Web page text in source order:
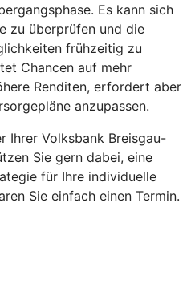
Es kann sich
zu überprüfen und die
frühzeitig zu
Chancen auf mehr
Renditen, erfordert aber
anzupassen.
Ihrer Volksbank Breisgau-
Sie gern dabei, eine
für Ihre individuelle
Sie einfach einen Termin.